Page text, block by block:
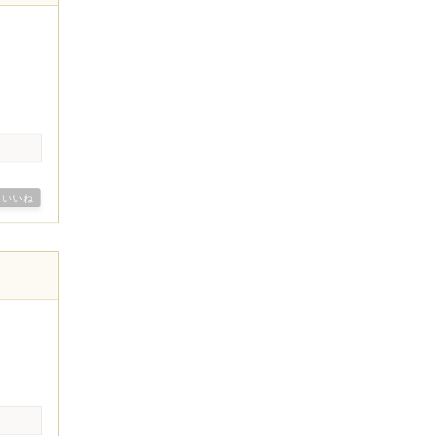
いいね